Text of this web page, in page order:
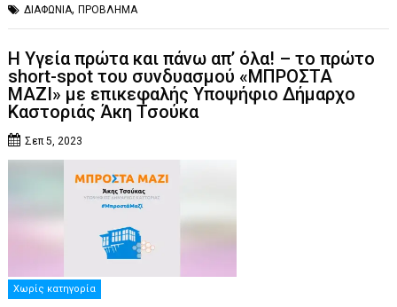
ΔΙΑΦΩΝΙΑ,ΠΡΟΒΛΗΜΑ
Η Υγεία πρώτα και πάνω απ’ όλα! – το πρώτο
short-spot του συνδυασμού «ΜΠΡΟΣΤΑ
ΜΑΖΙ» με επικεφαλής Υποψήφιο Δήμαρχο
Καστοριάς Άκη Τσούκα
Σεπ 5, 2023
Χωρίς κατηγορία